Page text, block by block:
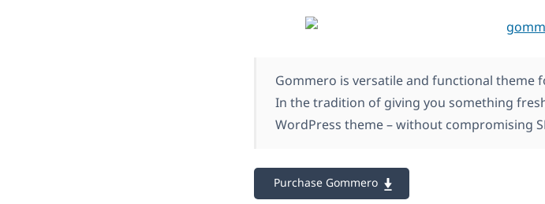
Gommero is versatile and functional theme
In the tradition of giving you something
WordPress theme – without compromising
Purchase Gommero